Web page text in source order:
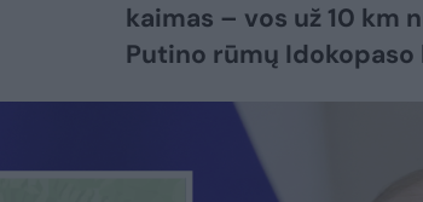
kaimas – vos už 10 km
Putino rūmų